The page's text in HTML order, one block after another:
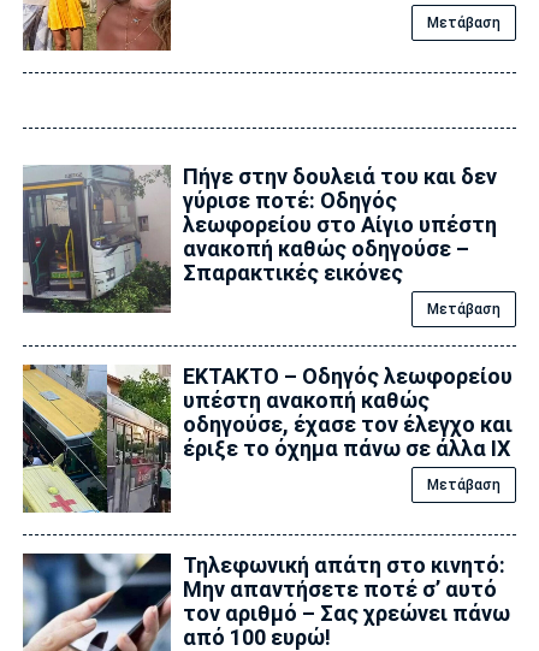
Μετάβαση
Πήγε στην δουλειά του και δεν
γύρισε ποτέ: Οδηγός
λεωφορείου στο Αίγιο υπέστη
ανακοπή καθώς οδηγούσε –
Σπαρακτικές εικόνες
Μετάβαση
ΕΚΤΑΚΤΟ – Οδηγός λεωφορείου
υπέστη ανακοπή καθώς
οδηγούσε, έχασε τον έλεγχο και
έριξε το όχημα πάνω σε άλλα ΙΧ
Μετάβαση
Τηλεφωνική απάτη στο κινητό:
Μην απαντήσετε ποτέ σ’ αυτό
τον αριθμό – Σας χρεώνει πάνω
από 100 ευρώ!